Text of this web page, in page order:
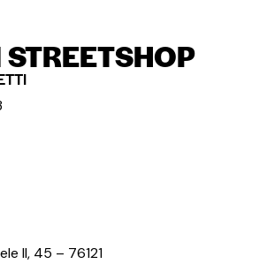
II, 45 – 76121